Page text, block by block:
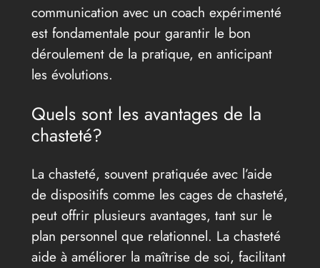
communication avec un coach expérimenté
est fondamentale pour garantir le bon
déroulement de la pratique, en anticipant
les évolutions.
Quels sont les avantages de la
chasteté?
La chasteté, souvent pratiquée avec l’aide
de dispositifs comme les cages de chasteté,
peut offrir plusieurs avantages, tant sur le
plan personnel que relationnel. La chasteté
aide à améliorer la maîtrise de soi, facilitant